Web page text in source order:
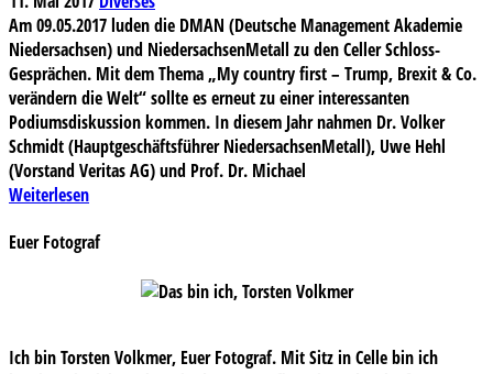
Am 09.05.2017 luden die DMAN (Deutsche Management Akademie
Niedersachsen) und NiedersachsenMetall zu den Celler Schloss-
Gesprächen. Mit dem Thema „My country first – Trump, Brexit & Co.
verändern die Welt“ sollte es erneut zu einer interessanten
Podiumsdiskussion kommen. In diesem Jahr nahmen Dr. Volker
Schmidt (Hauptgeschäftsführer NiedersachsenMetall), Uwe Hehl
(Vorstand Veritas AG) und Prof. Dr. Michael
Weiterlesen
Euer Fotograf
Ich bin Torsten Volkmer, Euer Fotograf. Mit Sitz in Celle bin ich